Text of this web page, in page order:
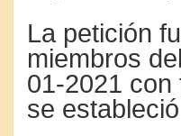
La petición
miembros
01-2021 con
se